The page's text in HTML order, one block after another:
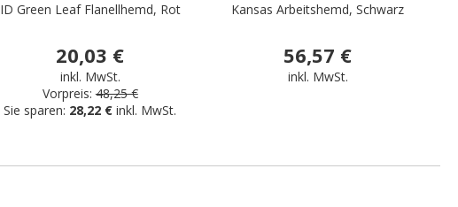
ID Green Leaf Flanellhemd, Rot
20,03 €
inkl. MwSt.
Vorpreis: 48,25 €
Sie sparen: 28,22 € inkl. MwSt.
Kansas Arbeitshemd, Schwarz
56,57 €
inkl. MwSt.